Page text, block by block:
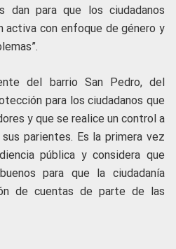
dan para que los ciudadanos
activa con enfoque de género y
del barrio San Pedro, del
para los ciudadanos que
y que se realice un control a
parientes. Es la primera vez
pública y considera que
para que la ciudadanía
de cuentas de parte de las